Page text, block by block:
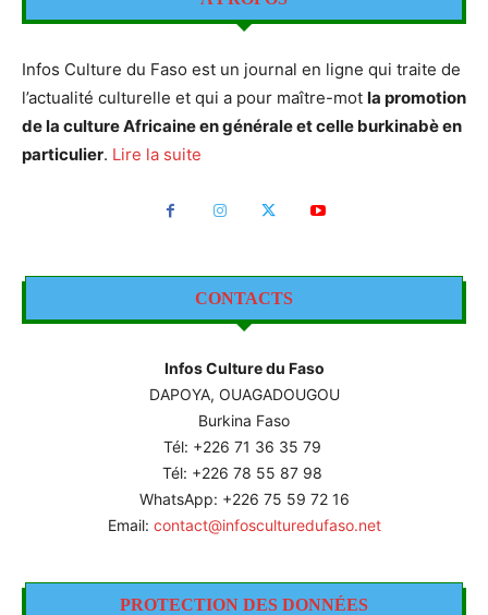
Infos Culture du Faso est un journal en ligne qui traite de
l’actualité culturelle et qui a pour maître-mot la promotion
de la culture Africaine en générale et celle burkinabè en
particulier. Lire la suite
CONTACTS
Infos Culture du Faso
DAPOYA, OUAGADOUGOU
Burkina Faso
Tél: +226 71 36 35 79
Tél: +226 78 55 87 98
WhatsApp: +226 75 59 72 16
Email: contact@infosculturedufaso.net
PROTECTION DES DONNÉES